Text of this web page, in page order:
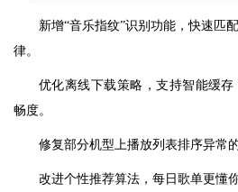
新增“音乐指纹”识别功能，快速匹
律。
优化离线下载策略，支持智能缓
畅度。
修复部分机型上播放列表排序异常
改进个性推荐算法，每日歌单更懂